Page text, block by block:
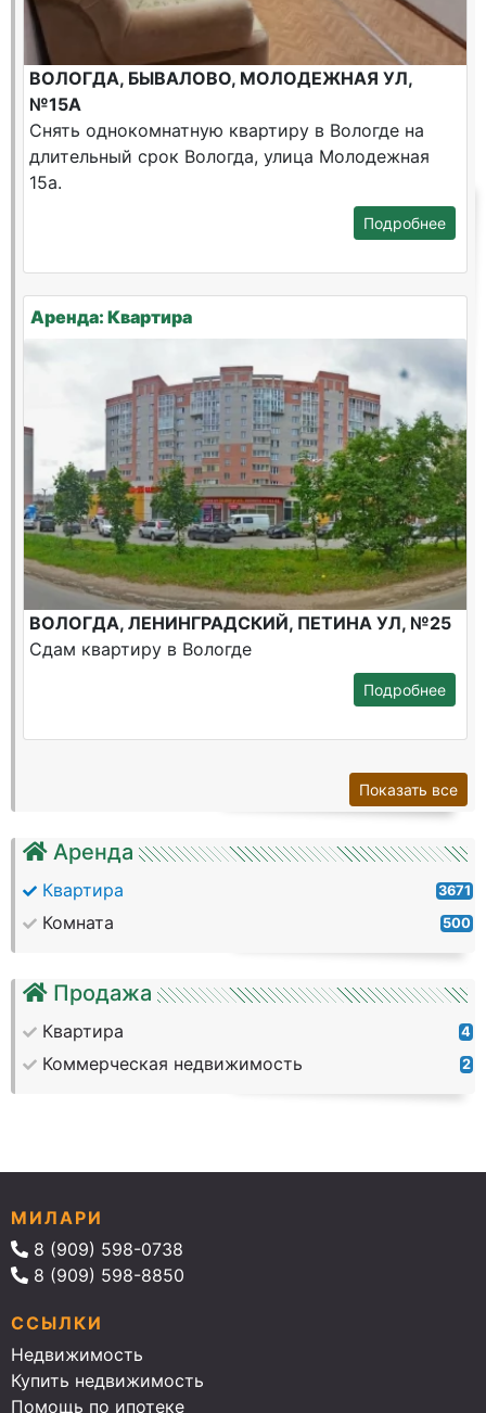
Аренда
Квартира 3671
Комната 500
Продажа
Квартира 4
Коммерческая недвижимость 2
ВОЛОГДА, БЫВАЛОВО, МОЛОДЕЖНАЯ УЛ,
№15А
Снять однокомнатную квартиру в Вологде на
длительный срок Вологда, улица Молодежная
15а.
Подробнее
Аренда: Квартира
ВОЛОГДА, ЛЕНИНГРАДСКИЙ, ПЕТИНА УЛ, №25
Сдам квартиру в Вологде
Подробнее
Показать все
МИЛАРИ
8 (909) 598-0738
8 (909) 598-8850
ССЫЛКИ
Недвижимость
Купить недвижимость
Помощь по ипотеке